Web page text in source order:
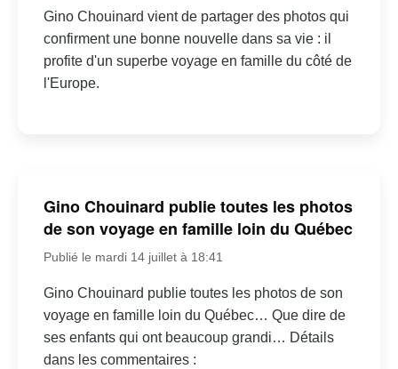
Gino Chouinard vient de partager des photos qui
confirment une bonne nouvelle dans sa vie : il
profite d'un superbe voyage en famille du côté de
l'Europe.
Gino Chouinard publie toutes les photos
de son voyage en famille loin du Québec
Publié le mardi 14 juillet à 18:41
Gino Chouinard publie toutes les photos de son
voyage en famille loin du Québec… Que dire de
ses enfants qui ont beaucoup grandi… Détails
dans les commentaires :